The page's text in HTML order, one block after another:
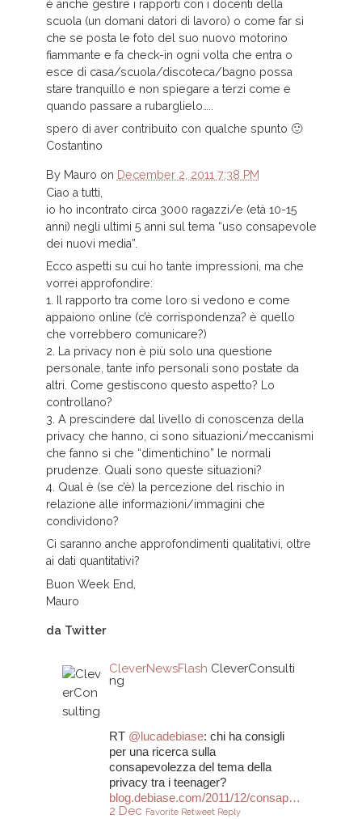
è anche gestire i rapporti con i docenti della
scuola (un domani datori di lavoro) o come far sì
che se posta le foto del suo nuovo motorino
fiammante e fa check-in ogni volta che entra o
esce di casa/scuola/discoteca/bagno possa
stare tranquillo e non spiegare a terzi come e
quando passare a rubarglielo…..
spero di aver contribuito con qualche spunto 🙂
Costantino
By Mauro on December 2, 2011 7:38 PM
Ciao a tutti,
io ho incontrato circa 3000 ragazzi/e (età 10-15
anni) negli ultimi 5 anni sul tema “uso consapevole
dei nuovi media”.
Ecco aspetti su cui ho tante impressioni, ma che
vorrei approfondire:
1. Il rapporto tra come loro si vedono e come
appaiono online (c’è corrispondenza? è quello
che vorrebbero comunicare?)
2. La privacy non è più solo una questione
personale, tante info personali sono postate da
altri. Come gestiscono questo aspetto? Lo
controllano?
3. A prescindere dal livello di conoscenza della
privacy che hanno, ci sono situazioni/meccanismi
che fanno sì che “dimentichino” le normali
prudenze. Quali sono queste situazioni?
4. Qual è (se c’è) la percezione del rischio in
relazione alle informazioni/immagini che
condividono?
Ci saranno anche approfondimenti qualitativi, oltre
ai dati quantitativi?
Buon Week End,
Mauro
da Twitter
CleverNewsFlash CleverConsulti
ng
RT @lucadebiase: chi ha consigli
per una ricerca sulla
consapevolezza del tema della
privacy tra i teenager?
blog.debiase.com/2011/12/consap…
2 Dec Favorite Retweet Reply